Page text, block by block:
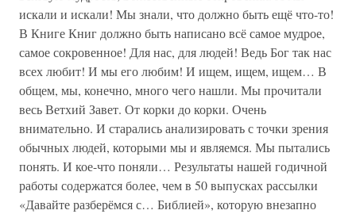
искали и искали! Мы знали, что должно быть ещё что-то!
В Книге Книг должно быть написано всё самое мудрое,
самое сокровенное! Для нас, для людей! Ведь Бог так нас
всех любит! И мы его любим! И ищем, ищем, ищем… В
общем, мы, конечно, много чего нашли. Мы прочитали
весь Ветхий Завет. От корки до корки. Очень
внимательно. И старались анализировать с точки зрения
обычных людей, которыми мы и являемся. Мы пытались
понять. И кое-что поняли… Результаты нашей годичной
работы содержатся более, чем в 50 выпусках рассылки
«Давайте разберёмся с… Библией», которую внезапно